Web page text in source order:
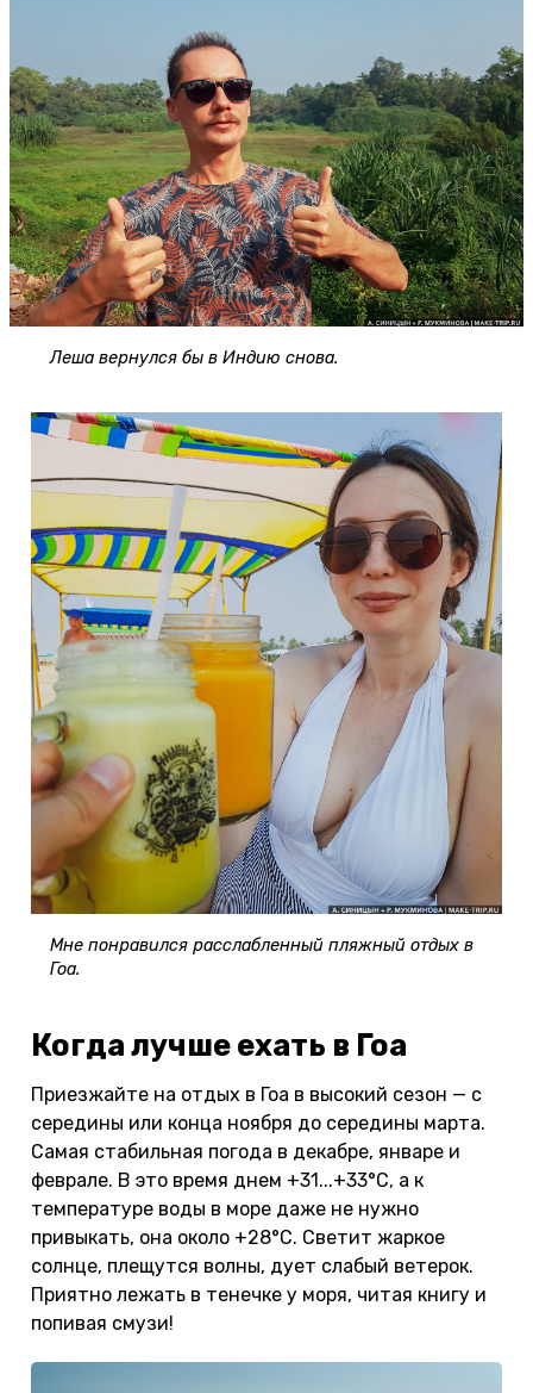
Леша вернулся бы в Индию снова.
Мне понравился расслабленный пляжный отдых в
Гоа.
Когда лучше ехать в Гоа
Приезжайте на отдых в Гоа в высокий сезон — с
середины или конца ноября до середины марта.
Самая стабильная погода в декабре, январе и
феврале. В это время днем +31...+33°С, а к
температуре воды в море даже не нужно
привыкать, она около +28°С. Светит жаркое
солнце, плещутся волны, дует слабый ветерок.
Приятно лежать в тенечке у моря, читая книгу и
попивая смузи!